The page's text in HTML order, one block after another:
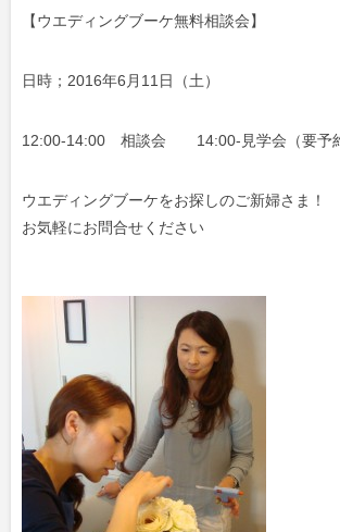
【ウエディングブーケ無料相談会】
日時；2016年6月11日（土）
12:00-14:00 相談会 14:00-見学会（要予
ウエディングブーケをお探しのご新婦さま！
お気軽にお問合せください